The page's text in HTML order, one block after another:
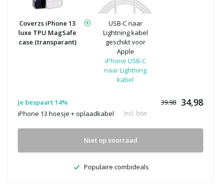
Coverzs iPhone 13
luxe TPU MagSafe
case (transparant)
USB-C naar
Lightning kabel
geschikt voor
Apple
iPhone USB-C
naar Lightning
kabel
Je bespaart 14% 39.98 34,98
iPhone 13 hoesje + oplaadkabel Incl. btw
Niet op voorraad
Populaire combideals